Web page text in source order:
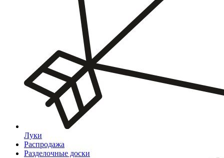
Луки
Распродажа
Разделочные доски